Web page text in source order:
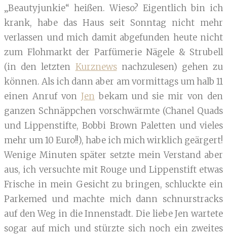
„Beautyjunkie“ heißen. Wieso? Eigentlich bin ich
krank, habe das Haus seit Sonntag nicht mehr
verlassen und mich damit abgefunden heute nicht
zum Flohmarkt der Parfümerie Nägele & Strubell
(in den letzten Kurznewsnachzulesen) gehen zu
können. Als ich dann aber am vormittags um halb 11
einen Anruf von Jenbekam und sie mir von den
ganzen Schnäppchen vorschwärmte (Chanel Quads
und Lippenstifte, Bobbi Brown Paletten und vieles
mehr um 10 Euro!!), habe ich mich wirklich geärgert!
Wenige Minuten später setzte mein Verstand aber
aus, ich versuchte mit Rouge und Lippenstift etwas
Frische in mein Gesicht zu bringen, schluckte ein
Parkemed und machte mich dann schnurstracks
auf den Weg in die Innenstadt. Die liebe Jen wartete
sogar auf mich und stürzte sich noch ein zweites